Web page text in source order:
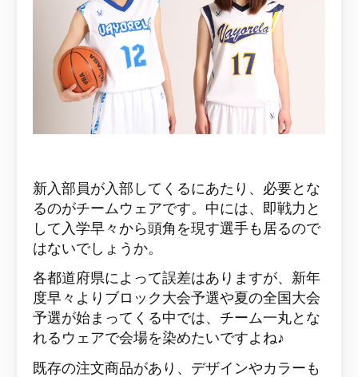
新入部員が入部してくるにあたり、必要とな
るのがチームウェアです。中には、即戦力と
して入学早々から頭角を現す選手も居るので
はないでしょうか。
各都道府県によって誤差はありますが、新年
度早々よりブロック大会予選や夏の全国大会
予選が始まってくる中では、チーム一丸とな
れるウェアで会場を染めたいですよね♪
既存の注文商品があり、デザインやカラーも